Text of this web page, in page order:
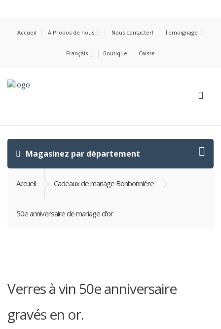
Accueil À Propos de nous Nous contacter! Témoignage
Français Boutique Caisse
Magasinez par département
Accueil Cadeaux de mariage Bonbonnière
50e anniversaire de mariage d'or
Verres à vin 50e anniversaire
gravés en or.